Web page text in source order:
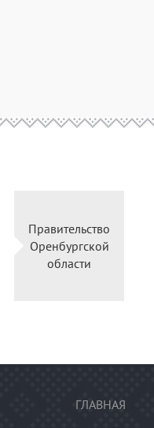
Правительство
Оренбургской
области
ГЛАВНАЯ